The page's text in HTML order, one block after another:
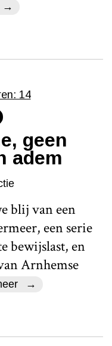
geen
adem
blij van een
een serie
bewijslast, en
Arnhemse